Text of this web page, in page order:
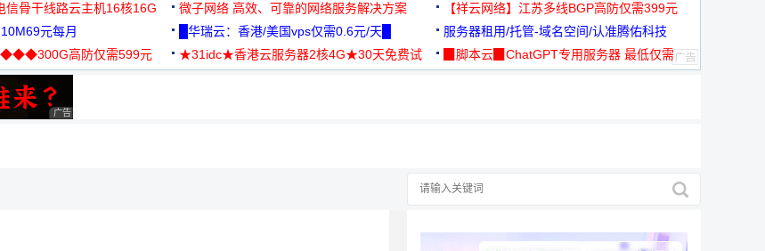
用★
信骨干线路云主机16核16G
微子网络 高效、可靠的网络服务解决方案
【祥云网络】江苏多线BGP高防仅需399元
元每月 █华瑞云：香港/美国vps仅需0.6元/天█
服务器租用/托管-域名空间/认准腾佑科技
高防仅需599元
★31idc★香港云服务器2核4G★30天免费试
▉脚本云▉ChatGPT专用服务器 最低仅需
广告 商业广告，理性选择